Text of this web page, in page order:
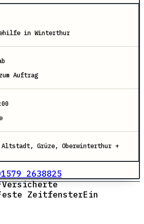
in Winterthur
Auftrag
Grüze, Oberwinterthur +
2638825
Versicherte
ZeitfensterEin